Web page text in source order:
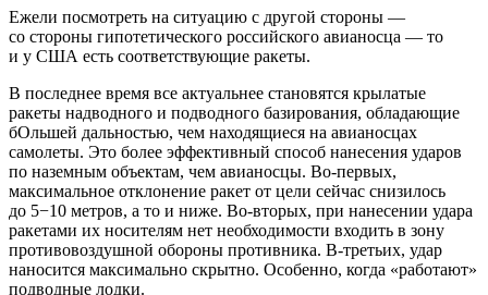
Ежели посмотреть на ситуацию с другой стороны —
со стороны гипотетического российского авианосца — то
и у США есть соответствующие ракеты.
В последнее время все актуальнее становятся крылатые
ракеты надводного и подводного базирования, обладающие
бОльшей дальностью, чем находящиеся на авианосцах
самолеты. Это более эффективный способ нанесения ударов
по наземным объектам, чем авианосцы. Во-первых,
максимальное отклонение ракет от цели сейчас снизилось
до 5−10 метров, а то и ниже. Во-вторых, при нанесении удара
ракетами их носителям нет необходимости входить в зону
противовоздушной обороны противника. В-третьих, удар
наносится максимально скрытно. Особенно, когда «работают»
подводные лодки.